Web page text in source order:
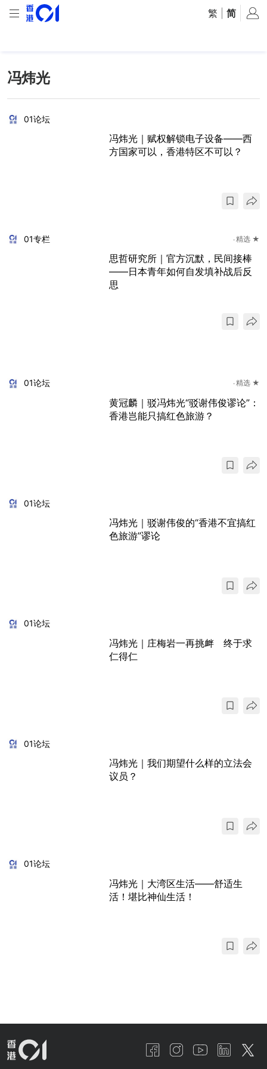
繁 简
冯炜光
01论坛
冯炜光｜赋权解锁电子设备——西
方国家可以，香港特区不可以？
01专栏 精选 ★
思哲研究所｜官方沉默，民间接棒
——日本青年如何自发填补战后反
思
01论坛 精选 ★
黄冠麟｜驳冯炜光“驳谢伟俊谬论”：
香港岂能只搞红色旅游？
01论坛
冯炜光｜驳谢伟俊的“香港不宜搞红
色旅游”谬论
01论坛
冯炜光｜庄梅岩一再挑衅 终于求
仁得仁
01论坛
冯炜光｜我们期望什么样的立法会
议员？
01论坛
冯炜光｜大湾区生活——舒适生
活！堪比神仙生活！